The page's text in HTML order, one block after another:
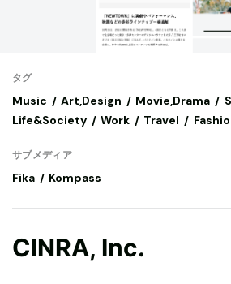
タグ
Music Art,Design Movie,Drama
Life&Society
Work Travel
サブメディア
Fika Kompass
CINRA, Inc.